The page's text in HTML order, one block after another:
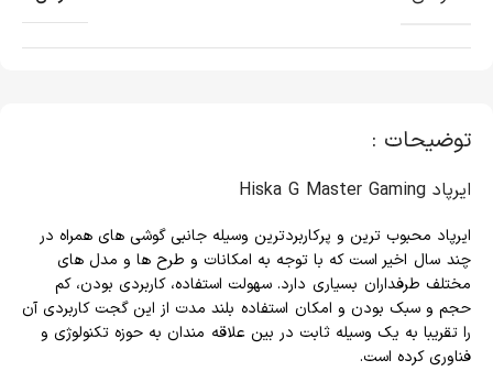
توضیحات :
ایرپاد Hiska G Master Gaming
ایرپاد محبوب ترین و پرکاربردترین وسیله جانبی گوشی های همراه در
چند سال اخیر است که با توجه به امکانات و طرح ها و مدل های
مختلف طرفداران بسیاری دارد. سهولت استفاده، کاربردی بودن، کم
حجم و سبک بودن و امکان استفاده بلند مدت از این گجت کاربردی آن
را تقریبا به یک وسیله ثابت در بین علاقه مندان به حوزه تکنولوژی و
فناوری کرده است.